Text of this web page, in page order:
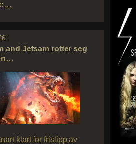
and Jetsam rotter seg
klart for frislipp av